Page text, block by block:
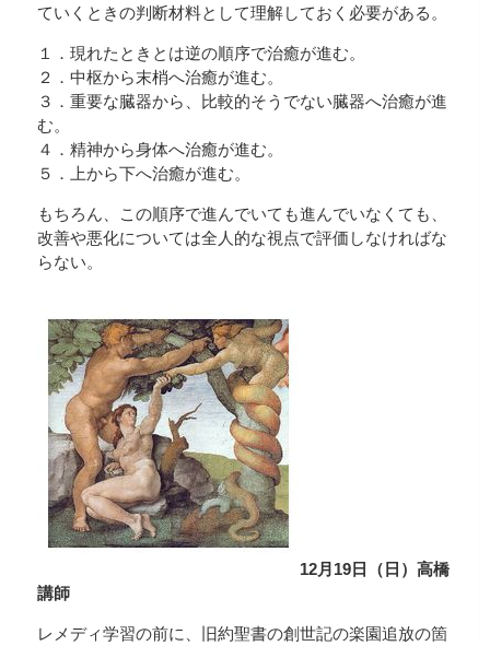
ていくときの判断材料として理解しておく必要がある。
１．現れたときとは逆の順序で治癒が進む。
２．中枢から末梢へ治癒が進む。
３．重要な臓器から、比較的そうでない臓器へ治癒が進
む。
４．精神から身体へ治癒が進む。
５．上から下へ治癒が進む。
もちろん、この順序で進んでいても進んでいなくても、
改善や悪化については全人的な視点で評価しなければな
らない。
12月19日（日）高橋
講師
レメディ学習の前に、旧約聖書の創世記の楽園追放の箇